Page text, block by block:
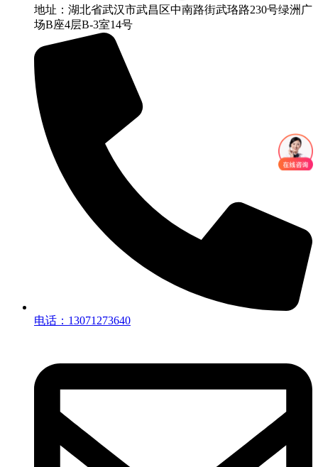
地址：湖北省武汉市武昌区中南路街武珞路230号绿洲广
场B座4层B-3室14号
电话：13071273640